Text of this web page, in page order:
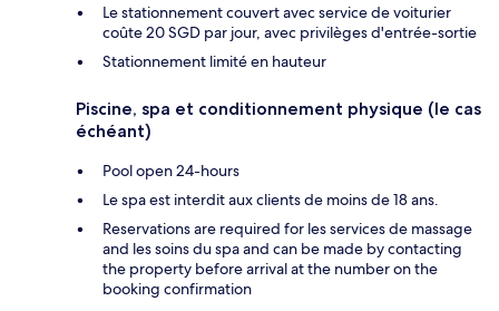
Le stationnement couvert avec service de voiturier
coûte 20 SGD par jour, avec privilèges d'entrée-sortie
Stationnement limité en hauteur
Piscine, spa et conditionnement physique (le cas
échéant)
Pool open 24-hours
Le spa est interdit aux clients de moins de 18 ans.
Reservations are required for les services de massage
and les soins du spa and can be made by contacting
the property before arrival at the number on the
booking confirmation